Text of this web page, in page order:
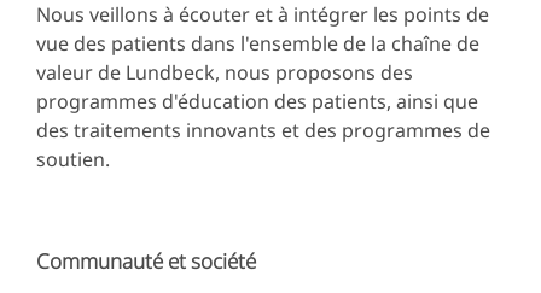
Nous veillons à écouter et à intégrer les points de
vue des patients dans l'ensemble de la chaîne de
valeur de Lundbeck, nous proposons des
programmes d'éducation des patients, ainsi que
des traitements innovants et des programmes de
soutien.
Communauté et société